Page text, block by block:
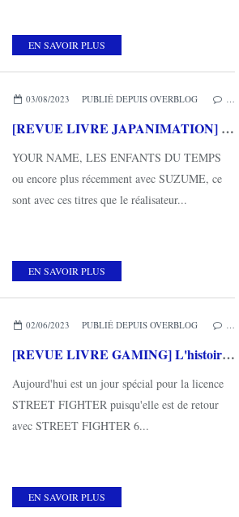
EN SAVOIR PLUS
, MES COUPS DE COEUR,THIRD EDITIONS
03/08/2023 PUBLIÉ DEPUIS OVERBLOG
[REVUE LIVRE JAPANIMATION] L'OEUVRE DE MAKOTO SHINKAI - L'orfèvre de l'animation japonaise chez THIRD EDITIONS
YOUR NAME, LES ENFANTS DU TEMPS
ou encore plus récemment avec SUZUME, ce
sont avec ces titres que le réalisateur...
EN SAVOIR PLUS
,MES COUPS DE COEUR,THIRD EDITIONS
02/06/2023 PUBLIÉ DEPUIS OVERBLOG
[REVUE LIVRE GAMING] L'histoire officielle de STREET FIGHTER racontée par ses créateurs chez THIRD EDITIONS
Aujourd'hui est un jour spécial pour la licence
STREET FIGHTER puisqu'elle est de retour
avec STREET FIGHTER 6...
EN SAVOIR PLUS